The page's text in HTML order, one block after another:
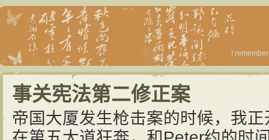
I
事关宪法第二修正案
帝国大厦发生枪击案的时候，我